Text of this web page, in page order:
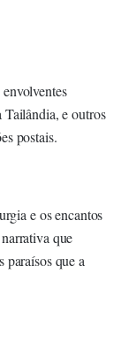
Tailândia, e outros
postais.
e os encantos
que
paraísos que a